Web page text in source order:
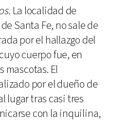
La localidad de
Santa Fe, no sale de
por el hallazgo del
cuerpo fue, en
mascotas. El
por el dueño de
lugar tras casi tres
con la inquilina,